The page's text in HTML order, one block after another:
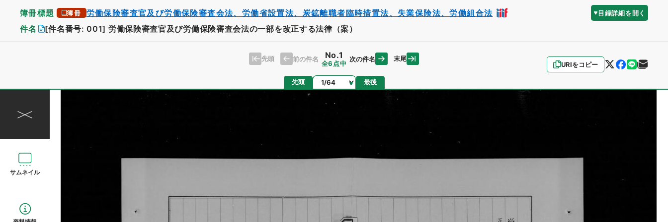
簿冊標題 簿冊 労働保険審査官及び労働保険審査会法、労働省設置法、炭鉱離職者臨時措置法、失業保険法、労働組合法 目録詳細を開く
件名 [件名番号: 001] 労働保険審査官及び労働保険審査会法の一部を改正する法律（案）
URIをコピー
先頭 前の件名 No.1
全6点中
次の件名 末尾
先頭 ページ 最後
サムネイル